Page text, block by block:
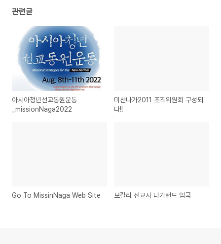
관련글
아시아청년선교동원운동
_missionNaga2022
미션나가2011 조직위원회 구성되
다!!
Go To MissinNaga Web Site 보칼리 선교사 나가랜드 입국